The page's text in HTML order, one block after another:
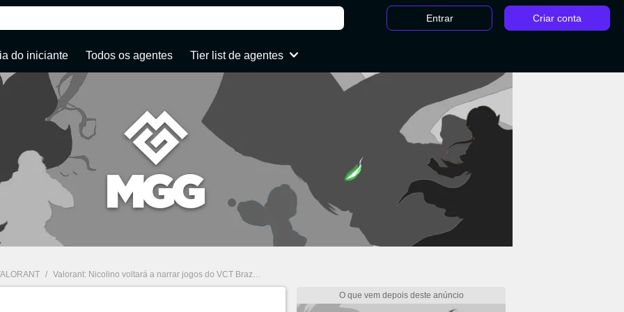
Entrar Criar conta
do iniciante Todos os agentes Tier list de agentes
/ Valorant: Nicolino voltará a narrar jogos do VCT Brazil após acusação de assédio